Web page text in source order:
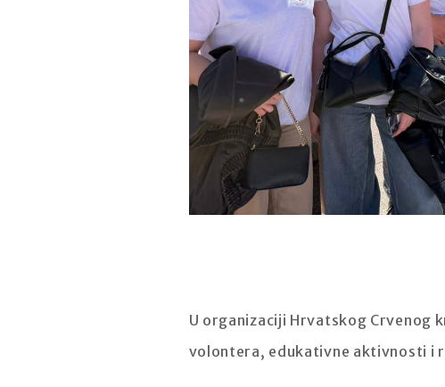
U organizaciji Hrvatskog Crvenog
volontera, edukativne aktivnosti i